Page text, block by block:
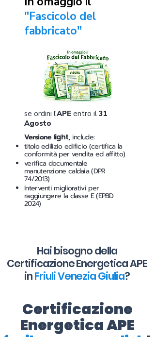
"Fascicolo del
fabbricato"
se ordini l'APE entro il 31
Agosto
Versione light,include:
titolo edilizio edificio (certifica la
conformità per vendita ed affitto)
verifica documentale
manutenzione caldaia (DPR
74/2013)
Interventi migliorativi per
raggiungere la classe E (EPBD
2024)
Hai bisogno della
Certificazione Energetica APE
inFriuli Venezia Giulia?
Certificazione
Energetica APE